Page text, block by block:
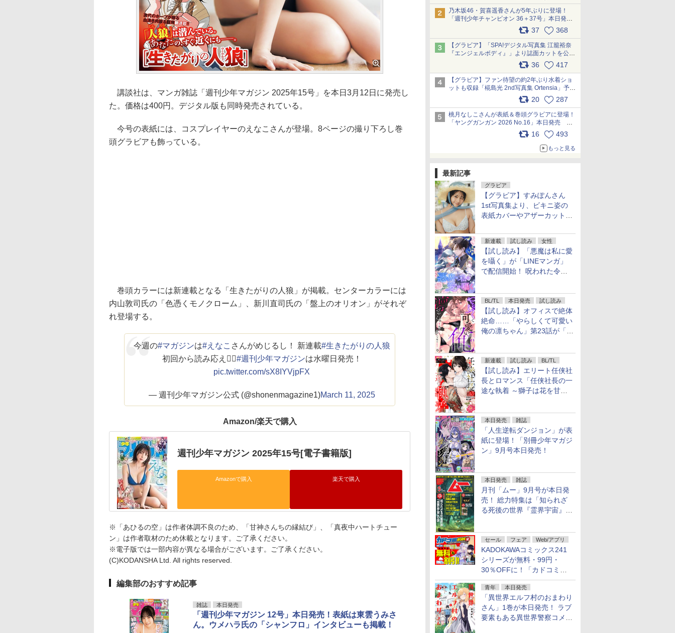
乃木坂46・賀喜遥香さんが5年ぶりに登場！
「週刊少年チャンピオン 36＋37号」本日発
売 pic.x.com/2Mo85ZlRvK
37 368
【グラビア】「SPA!デジタル写真集 江籠裕奈
『エンジェルボディ』」より誌面カットを公
開！ pic.x.com/Yl52UEMoko 36 417
【グラビア】ファン待望の約2年ぶり水着ショ
ットも収録「椛島光 2nd写真集 Ortensia」予約
20 287
桃月なしこさんが表紙＆巻頭グラビアに登場！
「ヤングガンガン 2026 No.16」本日発売
16 493
もっと見る
最新記事
グラビア
【グラビア】すみぽんさん
1st写真集より、ビキニ姿の
表紙カバーやアザーカットを
新連載 試し読み 女性
【試し読み】「悪魔は私に愛
を囁く」が「LINEマンガ」
で配信開始！ 呪われた令嬢×
BL/TL 本日発売 試し読み
【試し読み】オフィスで絶体
絶命……「やらしくて可愛い
俺の凛ちゃん」第23話が「コ
新連載 試し読み BL/TL
【試し読み】エリート任侠社
長とロマンス「任侠社長の一
途な執着 ～獅子は花を甘く
本日発売 雑誌
「人生逆転ダンジョン」が表
紙に登場！「別冊少年マガジ
ン」9月号本日発売！
本日発売 雑誌
月刊「ムー」9月号が本日発
売！ 総力特集は「知られざ
る死後の世界『霊界宇宙』の
セール フェア Web/アプリ
KADOKAWAコミックス241
シリーズが無料・99円・
30％OFFに！「カドコミフ
ェア 2026」第2弾が開催中！
青年 本日発売
「異世界エルフ村のおまわり
さん」1巻が本日発売！ ラブ
要素もある異世界警察コメデ
講談社は、マンガ雑誌「週刊少年マガジン 2025年15号」を本日3月12日に発売し
た。価格は400円。デジタル版も同時発売されている。
今号の表紙には、コスプレイヤーのえなこさんが登場。8ページの撮り下ろし巻
頭グラビアも飾っている。
巻頭カラーには新連載となる「生きたがりの人狼」が掲載。センターカラーには
内山敦司氏の「色憑くモノクローム」、新川直司氏の「盤上のオリオン」がそれぞ
れ登場する。
今週の#マガジンは#えなこ さんがめじるし！ 新連載#生きたがりの人狼
初回から読み応え❤️‍🔥#週刊少年マガジンは水曜日発売！
pic.twitter.com/sX8IYVjpFX
— 週刊少年マガジン公式 (@shonenmagazine1)March 11, 2025
Amazon/楽天で購入
週刊少年マガジン 2025年15号[電子書籍版]
Amazonで購入 楽天で購入
※「あひるの空」は作者体調不良のため、「甘神さんちの縁結び」、「真夜中ハートチュー
ン」は作者取材のため休載となります。ご了承ください。
※電子版では一部内容が異なる場合がございます。ご了承ください。
(C)KODANSHA Ltd. All rights reserved.
編集部のおすすめ記事
雑誌 本日発売
「週刊少年マガジン 12号」本日発売！表紙は東雲うみさ
ん。ウメハラ氏の「シャンフロ」インタビューも掲載！